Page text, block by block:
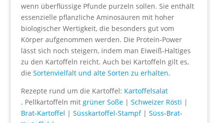
wenn überflüssige Pfunde purzeln sollen. Sie enthält
essenzielle pflanzliche Aminosäuren mit hoher
biologischer Wertigkeit, die besonders gut vom
Körper aufgenommen werden. Die Protein-Power
lässt sich noch steigern, indem man Eiweiß-Haltiges
zu den Kartoffeln reicht. Auch bei Kartoffeln gilt es,
die Sortenvielfalt und alte Sorten zu erhalten.
Rezepte rund um die Kartoffel: Kartoffelsalat
. Pellkartoffeln mit grüner Soße | Schweizer Rösti |
Brat-Kartoffel | Süsskartoffel-Stampf| Süss-Brat-